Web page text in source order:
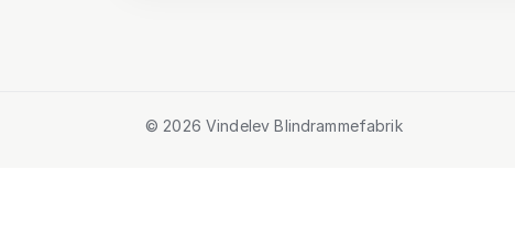
© 2026 Vindelev Blindrammefabrik